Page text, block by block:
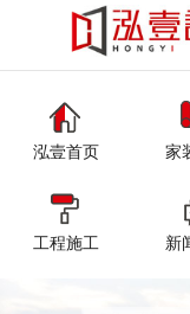
泓壹首页 家
工程施工 新